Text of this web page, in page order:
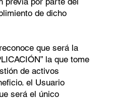
de dicho
que será la
la que tome
de activos
el Usuario
será el único